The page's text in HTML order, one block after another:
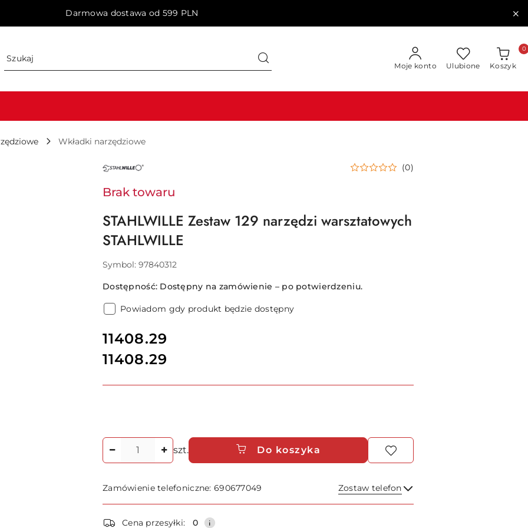
Darmowa dostawa od 599 PLN
Moje konto Ulubione Koszyk
0
Wkładki narzędziowe
NAZWA
PRODUCENTA: (0)
Brak towaru
STAHLWILLE Zestaw 129 narzędzi warsztatowych
STAHLWILLE
Symbol: 97840312
Dostępność: Dostępny na zamówienie – po potwierdzeniu.
Powiadom gdy produkt będzie dostępny
cena:
11408.29
Cena:
11408.29
Ilość
szt. Do koszyka
Zamówienie telefoniczne: 690677049 Zostaw telefon
Wyślij
Dostępność
Cena przesyłki: 0